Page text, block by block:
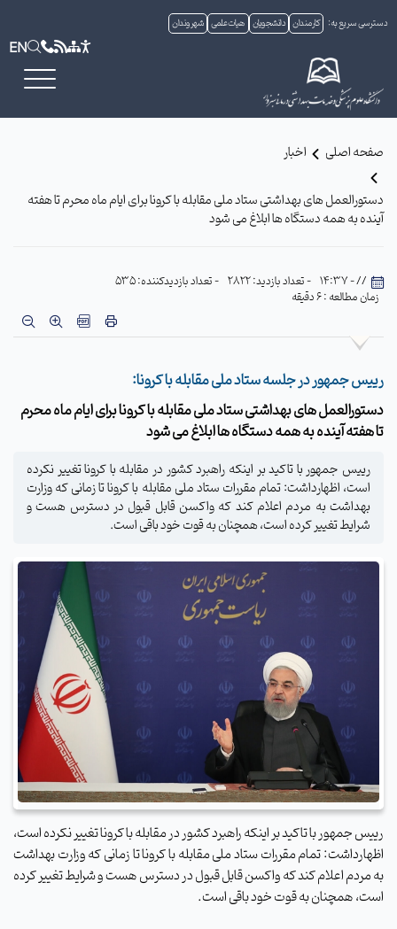
دسترسی سریع به: کارمندان دانشجویان هیات علمی شهروندان
EN
صفحه اصلی اخبار
دستورالعمل های بهداشتی ستاد ملی مقابله با کرونا برای ایام ماه محرم تا هفته
آینده به همه دستگاه ها ابلاغ می شود
// - 14:37 - تعداد بازدید: 2822
- تعداد بازدیدکننده: 535
زمان مطالعه : 6 دقیقه
رییس جمهور در جلسه ستاد ملی مقابله با کرونا:
دستورالعمل های بهداشتی ستاد ملی مقابله با کرونا برای ایام ماه محرم
تا هفته آینده به همه دستگاه ها ابلاغ می شود
رییس جمهور با تاکید بر اینکه راهبرد کشور در مقابله با کرونا تغییر نکرده
است، اظهارداشت: تمام مقررات ستاد ملی مقابله با کرونا تا زمانی که وزارت
بهداشت به مردم اعلام کند که واکسن قابل قبول در دسترس هست و
شرایط تغییر کرده است، همچنان به قوت خود باقی است.
رییس جمهور با تاکید بر اینکه راهبرد کشور در مقابله با کرونا تغییر نکرده است،
اظهارداشت: تمام مقررات ستاد ملی مقابله با کرونا تا زمانی که وزارت بهداشت
به مردم اعلام کند که واکسن قابل قبول در دسترس هست و شرایط تغییر کرده
است، همچنان به قوت خود باقی است.